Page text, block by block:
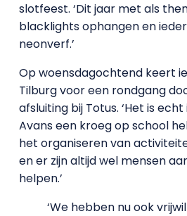
slotfeest. ‘Dit jaar met als
blacklights ophangen en
neonverf.’
Op woensdagochtend keert
Tilburg voor een rondgang
afsluiting bij Totus. ‘Het is
Avans een kroeg op school
het organiseren van
en er zijn altijd wel mensen
helpen.’
‘We hebben nu ook